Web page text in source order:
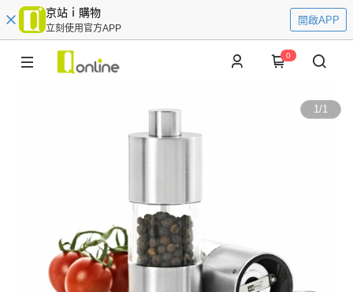
京站ｉ購物
立刻使用官方APP
開啟APP
0
1/1